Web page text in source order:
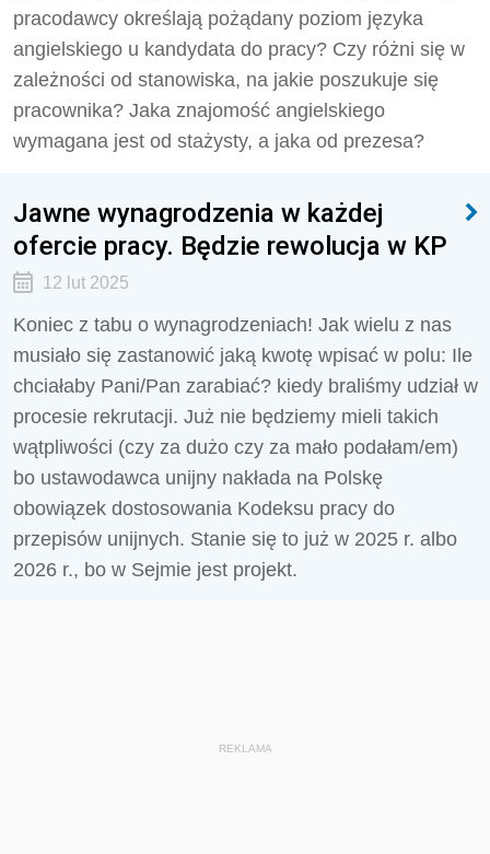
pracodawcy określają pożądany poziom języka
angielskiego u kandydata do pracy? Czy różni się w
zależności od stanowiska, na jakie poszukuje się
pracownika? Jaka znajomość angielskiego
wymagana jest od stażysty, a jaka od prezesa?
Jawne wynagrodzenia w każdej
ofercie pracy. Będzie rewolucja w KP
12 lut 2025
Koniec z tabu o wynagrodzeniach! Jak wielu z nas
musiało się zastanowić jaką kwotę wpisać w polu: Ile
chciałaby Pani/Pan zarabiać? kiedy braliśmy udział w
procesie rekrutacji. Już nie będziemy mieli takich
wątpliwości (czy za dużo czy za mało podałam/em)
bo ustawodawca unijny nakłada na Polskę
obowiązek dostosowania Kodeksu pracy do
przepisów unijnych. Stanie się to już w 2025 r. albo
2026 r., bo w Sejmie jest projekt.
REKLAMA